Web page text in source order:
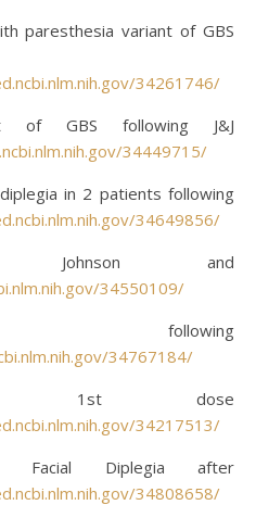
paresthesia variant of GBS
34261746/
of GBS following J&J
34449715/
in 2 patients following
34649856/
Johnson and
34550109/
34767184/
1st dose
34217513/
Facial Diplegia after
34808658/